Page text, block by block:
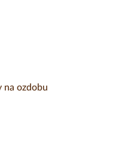
na ozdobu